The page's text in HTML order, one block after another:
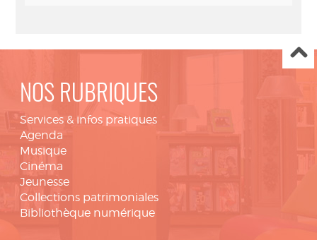
NOS RUBRIQUES
Services & infos pratiques
Agenda
Musique
Cinéma
Jeunesse
Collections patrimoniales
Bibliothèque numérique